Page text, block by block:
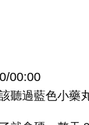
/00:00
聽過藍色小藥